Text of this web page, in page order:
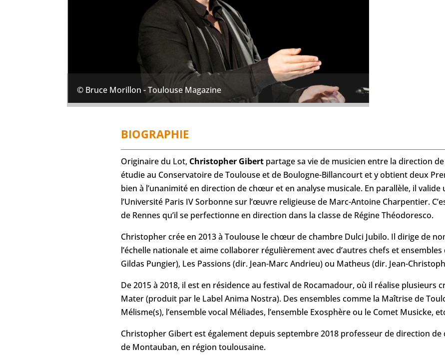
© Bruce Morillon - Toulouse Magazine
BIOGRAPHIE
Originaire du Lot, Christopher Gibertpartage sa vie de musicien entre la direction
étudie au Conservatoire de Toulouse et de Boulogne-Billancourt et y obtient deux
bien à l’unanimité en direction de chœur et en analyse musicale. En parallèle, il
l’Université Paris IV Sorbonne sur l’œuvre religieuse de Marc-Antoine Charpentier.
de Rennes qu’il se perfectionne en direction dans la classe de Régine Théodoresco.
Christopher crée en 2013 à Toulouse le chœur de chambre Dulci Jubilo. Il dirige de
l’échelle nationale et aime collaborer régulièrement avec d’autres chefs et
Gildas Pungier), Les Passions (dir. Jean-Marc Andrieu) ou Matheus (dir. Jean-
De 2015 à 2018, il est en résidence au festival de Rocamadour, où il réalise plusieurs
Mater (produit par le Label Anima Nostra). Des ensembles comme la Maîtrise de
Mélisme(s), l’ensemble vocal Méliades, l’ensemble Exosphère ou le Comet Musicke,
Christopher Gibert est également depuis septembre 2018 professeur de direction
de Montauban, en région toulousaine.